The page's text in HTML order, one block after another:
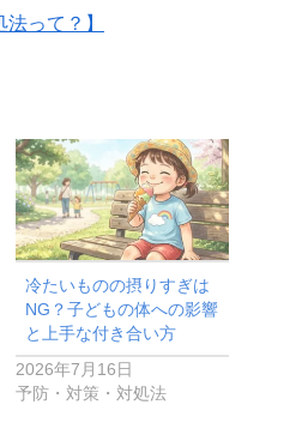
って？】
冷たいものの摂りすぎは
NG？子どもの体への影響
と上手な付き合い方
2026年7月16日
予防・対策・対処法